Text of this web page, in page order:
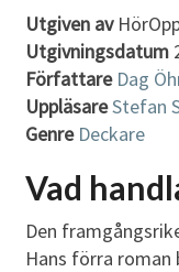
Utgiven av
Utgivningsdatum
Författare Dag
UppläsareStefan
Genre Deckare
Vad
Den
Hans förra roman